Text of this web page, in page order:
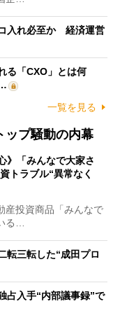
入れ必至か 経済運営
る「CXO」とは何
一覧を見る
ップ騒動の内幕
》「みんなで大家さ
トラブル“異常なく
産投資商品「みんなで
る…
転三転した“成田プロ
占入手“内部議事録”で